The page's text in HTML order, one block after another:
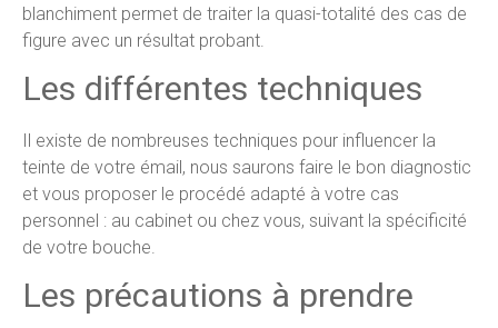
blanchiment permet de traiter la quasi-totalité des cas de
figure avec un résultat probant.
Les différentes techniques
Il existe de nombreuses techniques pour influencer la
teinte de votre émail, nous saurons faire le bon diagnostic
et vous proposer le procédé adapté à votre cas
personnel : au cabinet ou chez vous, suivant la spécificité
de votre bouche.
Les précautions à prendre